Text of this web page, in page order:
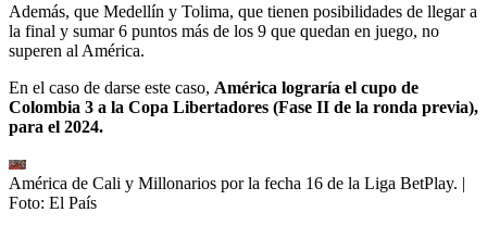
Además, que Medellín y Tolima, que tienen posibilidades de llegar a
la final y sumar 6 puntos más de los 9 que quedan en juego, no
superen al América.
En el caso de darse este caso, América lograría el cupo de
Colombia 3 a la Copa Libertadores (Fase II de la ronda previa),
para el 2024.
América de Cali y Millonarios por la fecha 16 de la Liga BetPlay. |
Foto: El País